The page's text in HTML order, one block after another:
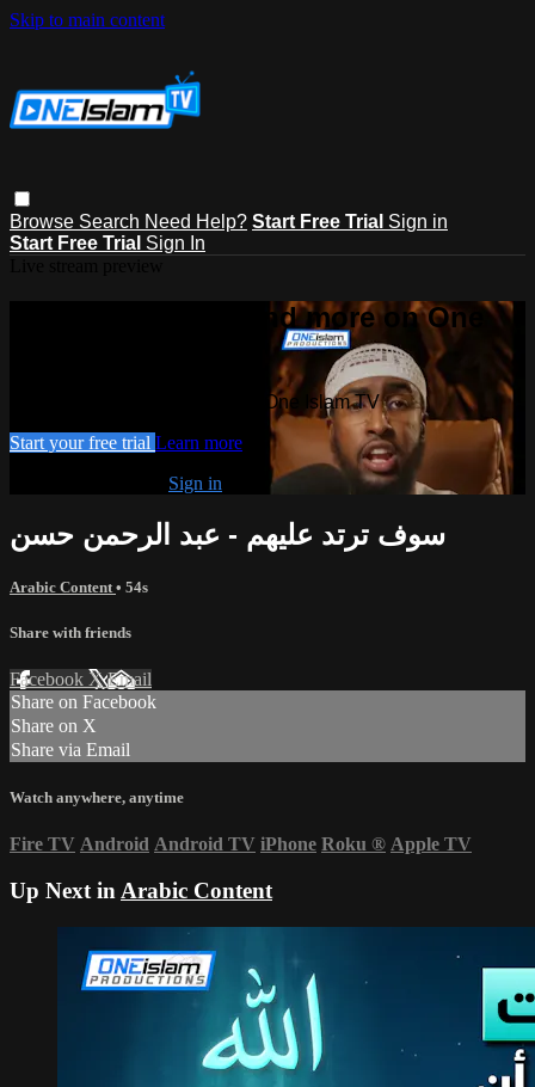
Skip to main content
Browse Search Need Help? Start Free Trial Sign in
Start Free Trial Sign In
Watch this video and more on One
Watch this video and more on One Islam TV
Start your free trial Learn more
Sign in
سوف ترتد عليهم - عبد الرحمن حسن
Arabic Content • 54s
Share with friends
Facebook XEmail
Share on Facebook
Share on X
Share via Email
Watch anywhere, anytime
Fire TV Android Android TV iPhone Roku ® Apple TV
Up Next in Arabic Content